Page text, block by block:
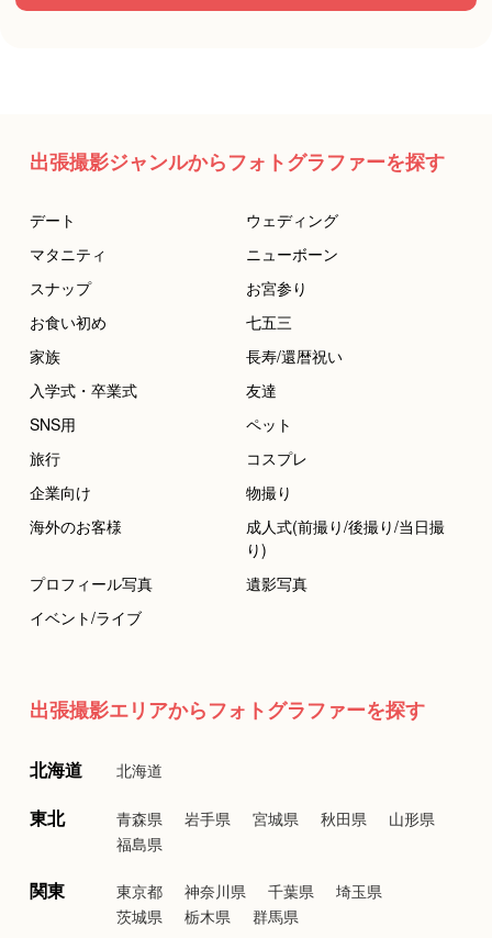
出張撮影ジャンルからフォトグラファーを探す
デート
ウェディング
マタニティ
ニューボーン
スナップ
お宮参り
お食い初め
七五三
家族
長寿/還暦祝い
入学式・卒業式
友達
SNS用
ペット
旅行
コスプレ
企業向け
物撮り
海外のお客様
成人式(前撮り/後撮り/当日撮
り)
プロフィール写真
遺影写真
イベント/ライブ
出張撮影エリアからフォトグラファーを探す
北海道 北海道
東北 青森県 岩手県 宮城県 秋田県
山形県
福島県
関東 東京都 神奈川県 千葉県
埼玉県
茨城県
栃木県 群馬県